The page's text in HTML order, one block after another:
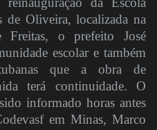
de Oliveira, localizada na
Freitas, o prefeito José
escolar e também
que a obra de
terá continuidade. O
informado horas antes
em Minas, Marco